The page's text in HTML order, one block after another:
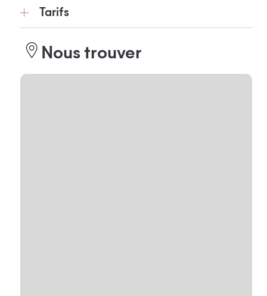
Tarifs
Nous trouver